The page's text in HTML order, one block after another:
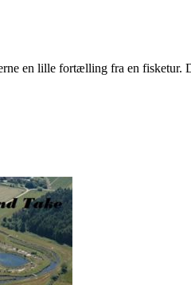
en lille fortælling fra en fisketur.